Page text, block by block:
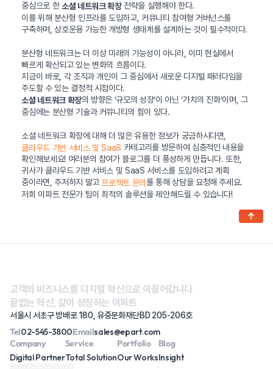
중심으로 한소셜 네트워크 확장전략을 실행해야 한다.
이를 위해 분산형 인프라를 도입하고, 커뮤니티 참여형 거버넌스를
구축하며, 상호운용 가능한 개방형 생태계를 설계하는 것이 필수적이다.
분산형 네트워크는 더 이상 미래의 가능성이 아니라, 이미 현실에서
빠르게 확산되고 있는 변화의 흐름이다.
지금이 바로, 각 조직과 개인이 그 중심에서 새로운 디지털 패러다임을
주도할 수 있는 결정적 시점이다.
소셜 네트워크 확장의 방향은 ‘규모의 성장’이 아닌 ‘가치의 진화’이며, 그
중심에는 분산형 기술과 커뮤니티의 힘이 있다.
소셜 네트워크 확장에 대해 더 많은 유용한 정보가 궁금하시다면,
클라우드 기반 서비스 및 SaaS 카테고리를 방문하여 심층적인 내용을
확인해보세요! 여러분의 참여가 블로그를 더 풍성하게 만듭니다. 또한,
귀사가 클라우드 기반 서비스 및 SaaS 서비스를 도입하려고 계획
중이라면, 주저하지 말고 프로젝트 문의 를 통해 상담을 요청해 주세요.
저희 이파트 전문가 팀이 최적의 솔루션을 제안해드릴 수 있습니다!
고객의 비즈니스를 디지털 혁신으로 이끌어갑니다
끝없는 혁신, 같이 성장하는 이파트
서울시 서초구 방배로 180, 유중문화재단BD 205-206호
Tel02-545-3800Emailsales@epart.com
Company
Digital Partner
Service
Total Solution
Portfolio
Our Works
Blog
Insight
↑